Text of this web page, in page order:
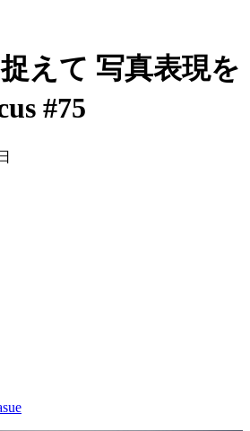
えて 写真表現を
#75